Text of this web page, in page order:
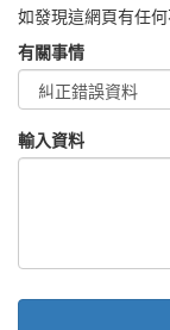
如發現這網頁有任
有關事情
輸入資料